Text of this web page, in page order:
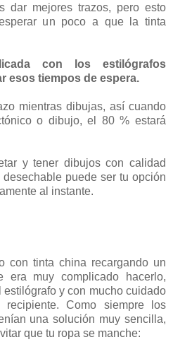
dar mejores trazos, pero esto
un poco a que la tinta
con los estilógrafos
esos tiempos de espera.
mientras dibujas, así cuando
o dibujo, el 80 % estará
y tener dibujos con calidad
puede ser tu opción
al instante.
con tinta china recargando un
era muy complicado hacerlo,
y con mucho cuidado
Como siempre los
una solución muy sencilla,
que tu ropa se manche: